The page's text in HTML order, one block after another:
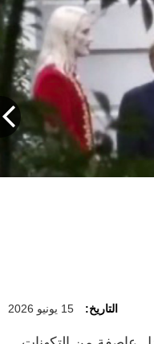
التاريخ: 15 يونيو 2026